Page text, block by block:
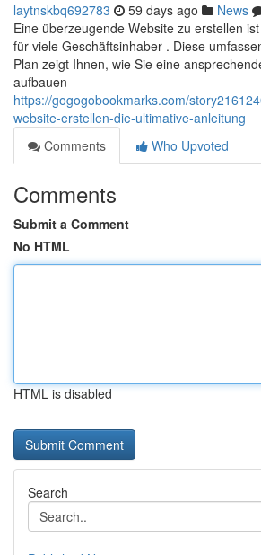
laytnskbq692783 59 days ago News
Eine überzeugende Website zu erstellen
für viele Geschäftsinhaber . Diese
Plan zeigt Ihnen, wie Sie eine
aufbauen
https://gogogobookmarks.com/
website-erstellen-die-ultimative-anleitung
Comments
Who Upvoted
Comments
Submit a Comment
No HTML
HTML is disabled
Search